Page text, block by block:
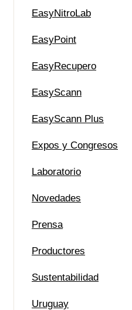
EasyNitroLab
EasyPoint
EasyRecupero
EasyScann
EasyScann Plus
Expos y Congresos
Laboratorio
Novedades
Prensa
Productores
Sustentabilidad
Uruguay